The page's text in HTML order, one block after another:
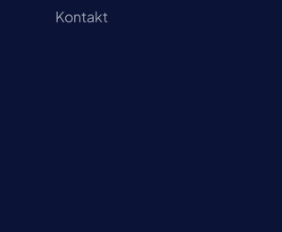
Kontakt